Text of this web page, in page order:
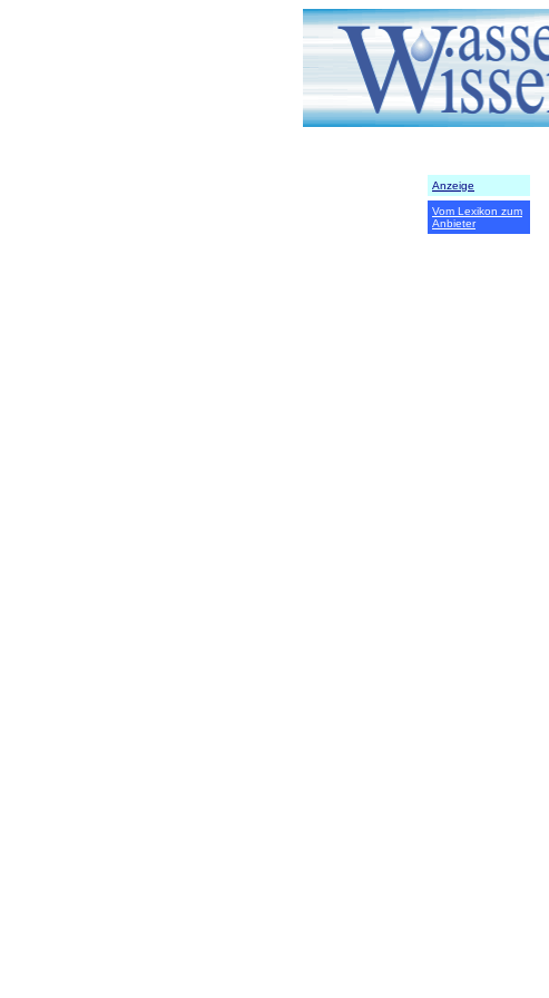
Anzeige
Vom Lexikon zum
Anbieter